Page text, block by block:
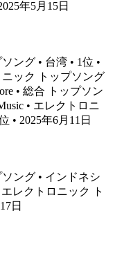
年5月15日
ング • 台湾 • 1位 •
ニック トップソング
• 総合 トップソン
• エレクトロニ
• 2025年6月11日
ング • インドネシ
エレクトロニック ト
日